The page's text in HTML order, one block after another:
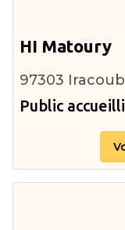
HI Matoury
97303
Public accueilli